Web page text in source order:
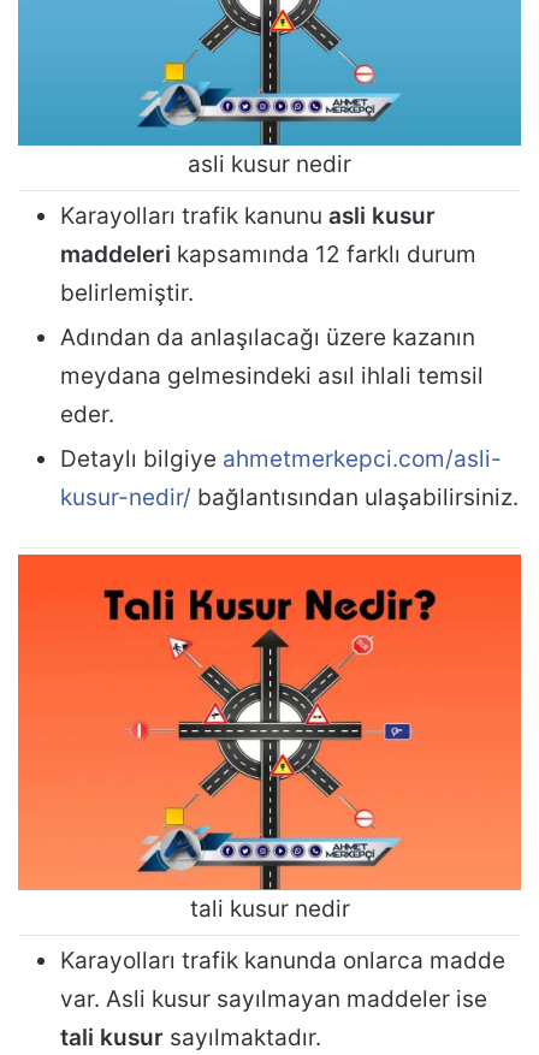
asli kusur nedir
Karayolları trafik kanunu asli kusur
maddeleri kapsamında 12 farklı durum
belirlemiştir.
Adından da anlaşılacağı üzere kazanın
meydana gelmesindeki asıl ihlali temsil
eder.
Detaylı bilgiye ahmetmerkepci.com/asli-
kusur-nedir/ bağlantısından ulaşabilirsiniz.
tali kusur nedir
Karayolları trafik kanunda onlarca madde
var. Asli kusur sayılmayan maddeler ise
tali kusur sayılmaktadır.